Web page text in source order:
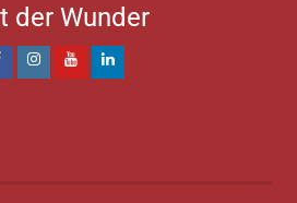
der Wunder